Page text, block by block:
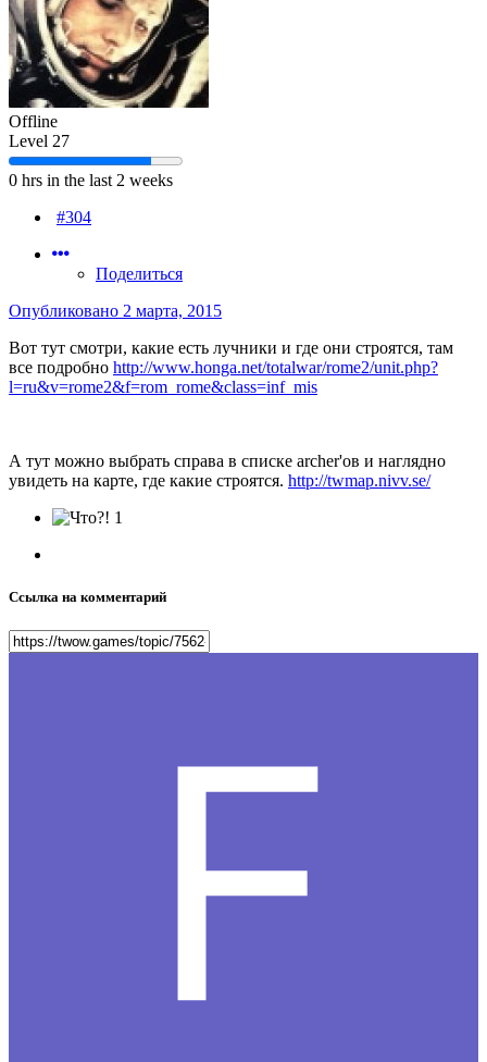
Offline
Level 27
0 hrs in the last 2 weeks
#304
Поделиться
Опубликовано 2 марта, 2015
Вот тут смотри, какие есть лучники и где они строятся, там
все подробно http://www.honga.net/totalwar/rome2/unit.php?
l=ru&v=rome2&f=rom_rome&class=inf_mis
А тут можно выбрать справа в списке archer'ов и наглядно
увидеть на карте, где какие строятся. http://twmap.nivv.se/
1
Ссылка на комментарий